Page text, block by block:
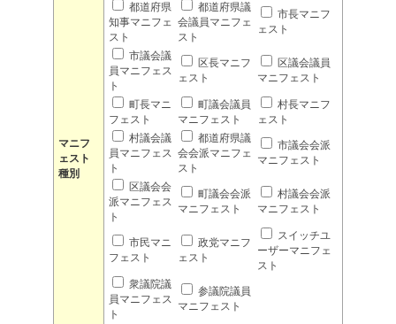
マニフ
ェスト
種別
都道府県
知事マニフェ
スト
都道府県議
会議員マニフェ
スト
市長マニフ
ェスト
市議会議
員マニフェス
ト
区長マニフ
ェスト
区議会議員
マニフェスト
町長マニ
フェスト
町議会議員
マニフェスト
村長マニフ
ェスト
村議会議
員マニフェス
ト
都道府県議
会会派マニフェ
スト
市議会会派
マニフェスト
区議会会
派マニフェス
ト
町議会会派
マニフェスト
村議会会派
マニフェスト
市民マニ
フェスト
政党マニフ
ェスト
スイッチユ
ーザーマニフェ
スト
衆議院議
員マニフェス
ト
参議院議員
マニフェスト